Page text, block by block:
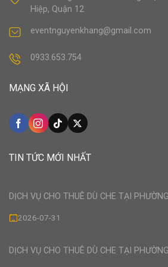
Hiệp, Quận 12
eventnguyenkhang@gmail.com
0933.653.754
MẠNG XÃ HỘI
TIN TỨC MỚI NHẤT
DỊCH VỤ CHO THUÊ DÙ CHE TẠI
2026-07-31
DỊCH VỤ CHO THUÊ DÙ CHE TẠI